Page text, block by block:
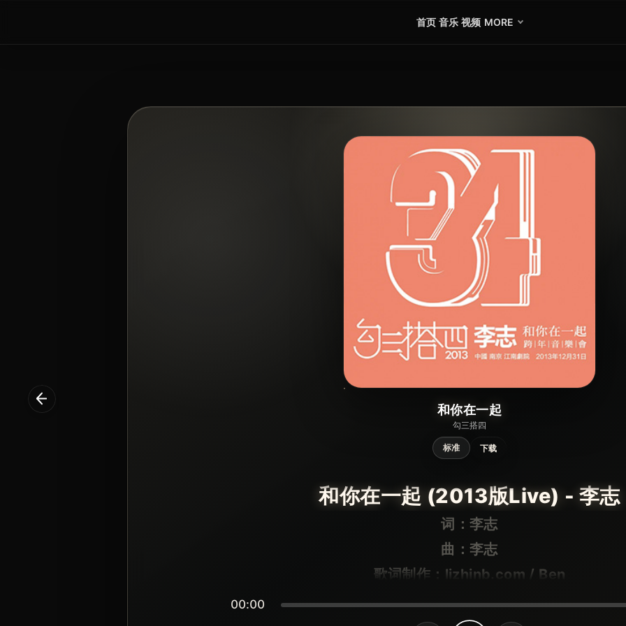
首页 音乐 视频 MORE
和你在一起
勾三搭四
标准 下载
和你在一起 (2013版Live) - 李志
词：李志
曲：李志
歌词制作：lizhinb.com / Ben
昨天在梦里 我又看见你
00:00